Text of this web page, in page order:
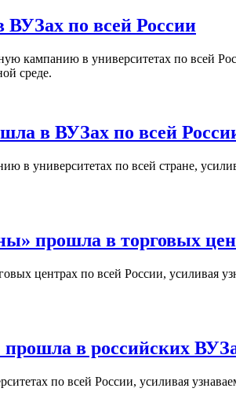
по всей России
кампанию в университетах по всей
среде.
в ВУЗах по всей
в университетах по всей стране,
прошла в торговых
центрах по всей России, усиливая
в российских
по всей России, усиливая